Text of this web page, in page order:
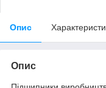
Опис
Опис